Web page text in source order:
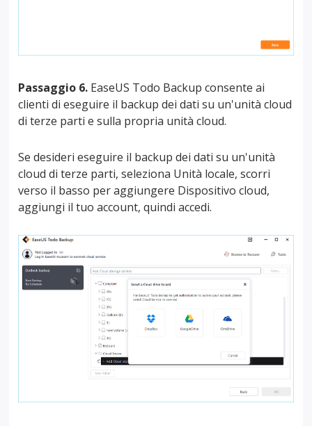
Passaggio 6. EaseUS Todo Backup consente ai
clienti di eseguire il backup dei dati su un'unità cloud
di terze parti e sulla propria unità cloud.
Se desideri eseguire il backup dei dati su un'unità
cloud di terze parti, seleziona Unità locale, scorri
verso il basso per aggiungere Dispositivo cloud,
aggiungi il tuo account, quindi accedi.